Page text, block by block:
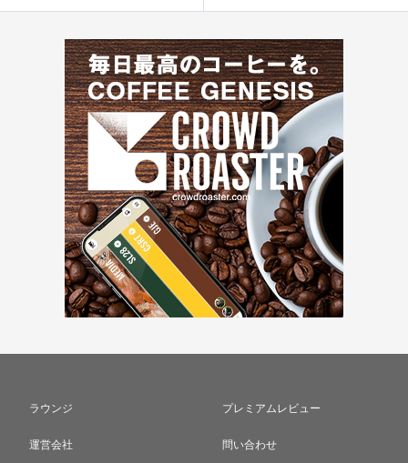
ラウンジ プレミアムレビュー
運営会社 問い合わせ